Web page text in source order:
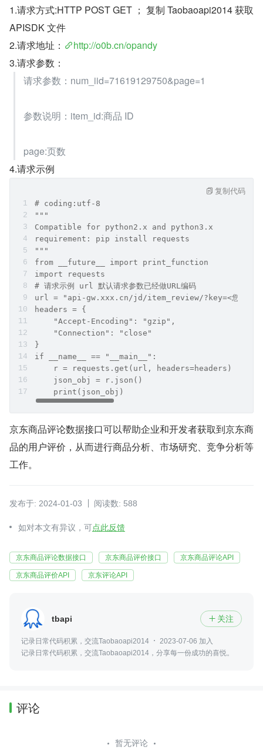
1.请求方式:HTTP POST GET ； 复制 Taobaoapi2014 获取
APISDK 文件
2.请求地址：
http://o0b.cn/opandy
3.请求参数：
请求参数：num_iid=71619129750&page=1
参数说明：item_id:商品 ID
page:页数
4.请求示例
# coding:utf-8
"""
Compatible for python2.x and python3.x
requirement: pip install requests
"""
from __future__ import print_function
import requests
# 请求示例 url 默认请求参数已经做URL编码
url = "api-gw.xxx.cn/jd/item_review/?key=<您自己的
headers = {
    "Accept-Encoding": "gzip",
    "Connection": "close"
}
if __name__ == "__main__":
    r = requests.get(url, headers=headers)
    json_obj = r.json()
    print(json_obj)
复制代码
京东商品评论数据接口可以帮助企业和开发者获取到京东商
品的用户评价，从而进行商品分析、市场研究、竞争分析等
工作。
发布于: 2024-01-03 阅读数: 588
如对本文有异议，可点此反馈
京东商品评论数据接口 京东商品评价接口 京东商品评论API
京东商品评价API 京东评论API
tbapi  关注
记录日常代码积累，交流Taobaoapi2014
2023-07-06 加入
记录日常代码积累，交流Taobaoapi2014，分享每一份成功的喜悦。
评论
暂无评论